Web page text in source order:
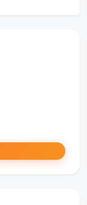
，而是递进协
：如果工期允
风、细微粉尘
理想。